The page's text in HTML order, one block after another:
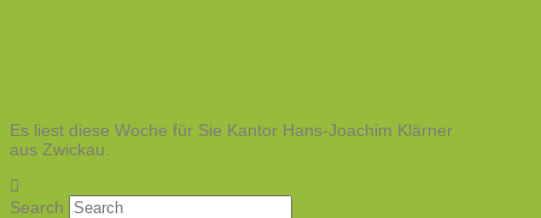
Es liest diese Woche für Sie Kantor Hans-Joachim Klärner
aus Zwickau.
Search